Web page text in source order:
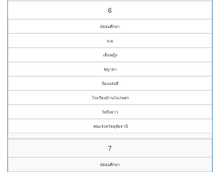
6
มัธยมศึกษา
ม.๒
เด็กหญิง
ชญาดา
ป้องแสนสี
โรงเรียนบ้านวังเกษตร
วัดบึงยาว
คณะจังหวัดอุทัยธานี
7
มัธยมศึกษา